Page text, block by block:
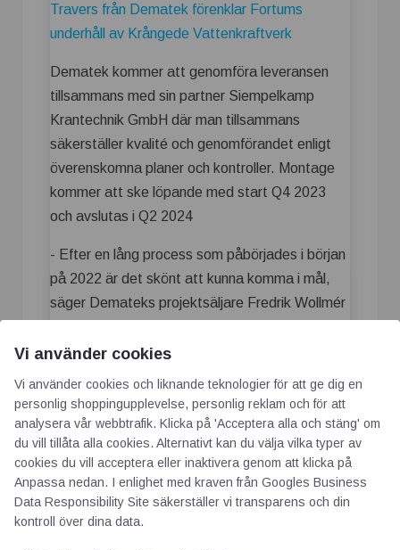
Travers från Dematek förenklar Fortums
underhåll av Krångede Vattenkraftverk
Dematek kommer att genomföra leveransen
tillsammans med sin partner Siempelkamp
Krantechnik GmbH där man tillsammans
säkerställer kvalité och genomförandet enligt
överenskomna planer och kontroller. Montage
kommer att ske löpande med start Q4 2023
och avslutas i Q2 2024
- Efter en lång process som påbörjades i början
på 2022 är det skönt att kunna komma i mål,
säger Demateks projektsäljare Fredrik Wollmér
har arbetet med projektet. Dematek är mycket
stolta över förtroendet som man fått från
Vattenfall AB och det är både inspirerande,
spännande och utvecklande att få vara
delaktiga i ett sådant pass speciellt projekt där
det ställs väldigt höga krav.
Vi använder cookies
Vi använder cookies och liknande teknologier för att ge dig en
personlig shoppingupplevelse, personlig reklam och för att
analysera vår webbtrafik. Klicka på 'Acceptera alla och stäng' om
du vill tillåta alla cookies. Alternativt kan du välja vilka typer av
cookies du vill acceptera eller inaktivera genom att klicka på
Anpassa nedan. I enlighet med kraven från Googles Business
Data Responsibility Site säkerställer vi transparens och din
kontroll över dina data.